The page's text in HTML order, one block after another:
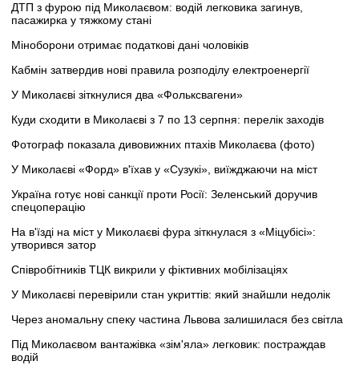
ДТП з фурою під Миколаєвом: водій легковика загинув,
пасажирка у тяжкому стані
Міноборони отримає податкові дані чоловіків
Кабмін затвердив нові правила розподілу електроенергії
У Миколаєві зіткнулися два «Фольксвагени»
Куди сходити в Миколаєві з 7 по 13 серпня: перелік заходів
Фотограф показала дивовижних птахів Миколаєва (фото)
У Миколаєві «Форд» в'їхав у «Сузукі», виїжджаючи на міст
Україна готує нові санкції проти Росії: Зеленський доручив
спецоперацію
На в'їзді на міст у Миколаєві фура зіткнулася з «Міцубісі»:
утворився затор
Співробітників ТЦК викрили у фіктивних мобілізаціях
У Миколаєві перевірили стан укриттів: який знайшли недолік
Через аномальну спеку частина Львова залишилася без світла
Під Миколаєвом вантажівка «зім'яла» легковик: постраждав
водій